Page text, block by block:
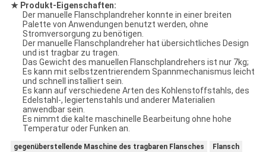
★ Produkt-Eigenschaften:
Der manuelle Flanschplandreher konnte in einer breiten
Palette von Anwendungen benutzt werden, ohne
Stromversorgung zu benötigen.
Der manuelle Flanschplandreher hat übersichtliches Design
und ist tragbar zu tragen.
Das Gewicht des manuellen Flanschplandrehers ist nur 7kg;
Es kann mit selbstzentrierendem Spannmechanismus leicht
und schnell installiert sein.
Es kann auf verschiedene Arten des Kohlenstoffstahls, des
Edelstahl-, legiertenstahls und anderer Materialien
anwendbar sein.
Es nimmt die kalte maschinelle Bearbeitung ohne hohe
Temperatur oder Funken an.
gegenüberstellende Maschine des tragbaren Flansches
Flansch